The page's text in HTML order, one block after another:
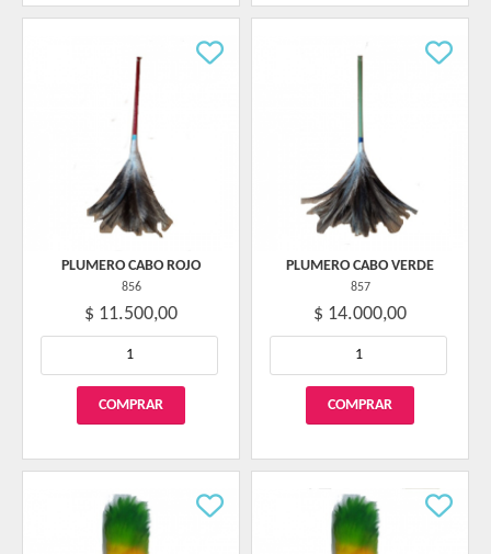
PLUMERO CABO ROJO
856
$ 11.500,00
PLUMERO CABO VERDE
857
$ 14.000,00